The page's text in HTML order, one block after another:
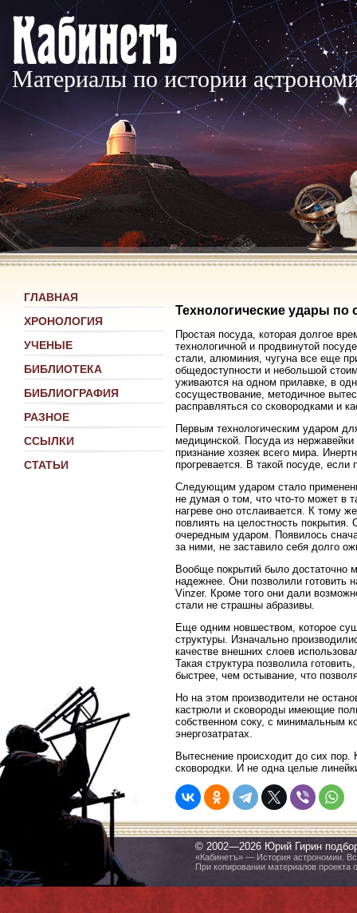
Материалы по истории
ГЛАВНАЯ
ХРОНОЛОГИЯ
УЧЕНЫЕ
БИБЛИОТЕКА
БИБЛИОГРАФИЯ
РАЗНОЕ
ССЫЛКИ
СТАТЬИ
Технологические удары по
Простая посуда, которая долгое
технологичной и продвинутой
стали, алюминия, чугуна все еще
общедоступности и небольшой
уживаются на одном прилавке, в
сосуществование, методичное
расправляться со сковородками и
Первым технологическим ударом
медицинской. Посуда из
признание хозяек всего мира.
прогревается. В такой посуде,
Следующим ударом стало
не думая о том, что что-то может в
нагреве оно отслаивается. К тому
повлиять на целостность
очередным ударом. Появилось
за ними, не заставило себя долго
Вообще покрытий было достаточно
надежнее. Они позволили готовить
Vinzer. Кроме того они дали
стали не страшны абразивы.
Еще одним новшеством, которое
структуры. Изначально
качестве внешних слоев
Такая структура позволила
быстрее, чем остывание, что
Но на этом производители не
кастрюли и сковороды имеющие
собственном соку, с минимальным
энергозатратах.
Вытеснение происходит до сих
сковородки. И не одна целые
© 2002—2026 Юрий Гирин
«Кабинетъ» — История астрономии.
При копировании материалов проекта